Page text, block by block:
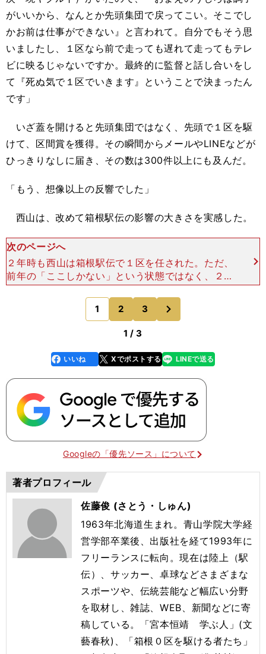
がいいから、なんとか先頭集団で戻ってこい。そこでし
かお前は仕事ができない』と言われて。自分でもそう思
いましたし、１区なら前で走っても遅れて走ってもテレ
ビに映るじゃないですか。最終的に監督と話し合いをし
て『死ぬ気で１区でいきます』ということで決まったん
です」
いざ蓋を開けると先頭集団ではなく、先頭で１区を駆
けて、区間賞を獲得。その瞬間からメールやLINEなどが
ひっきりなしに届き、その数は300件以上にも及んだ。
「もう、想像以上の反響でした」
西山は、改めて箱根駅伝の影響の大きさを実感した。
次のページへ
２年時も西山は箱根駅伝で１区を任された。ただ、
前年の「ここしかない」という状態ではなく、２年
のトラックシーズンは関東インカレ10000ｍで４
位、5000mで８位、日本選手権10000ｍでは自己
ベストで
1 2 3
1 / 3
faceboo
k
いいね Xでポストする
line LINEで送る
Googleの「優先ソース」について
著者プロフィール
佐藤俊 (さとう・しゅん)
1963年北海道生まれ。青山学院大学経
営学部卒業後、出版社を経て1993年に
フリーランスに転向。現在は陸上（駅
伝）、サッカー、卓球などさまざまな
スポーツや、伝統芸能など幅広い分野
を取材し、雑誌、WEB、新聞などに寄
稿している。「宮本恒靖 学ぶ人」(文
藝春秋)、「箱根０区を駆ける者たち」